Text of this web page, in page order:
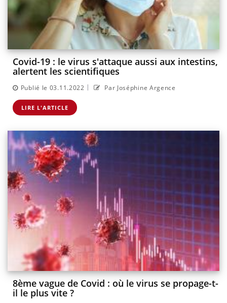
Covid-19 : le virus s'attaque aussi aux intestins,
alertent les scientifiques
Publié le 03.11.2022 | Par Joséphine Argence
LIRE L'ARTICLE
8ème vague de Covid : où le virus se propage-t-
il le plus vite ?